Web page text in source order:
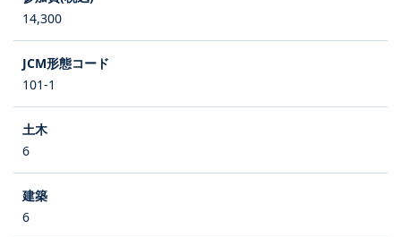
14,300
101-1
6
6